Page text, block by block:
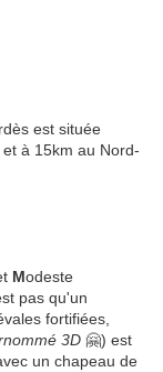
est située
à 15km au Nord-
Modeste
pas qu'un
fortifiées,
3D 🤗) est
un chapeau de